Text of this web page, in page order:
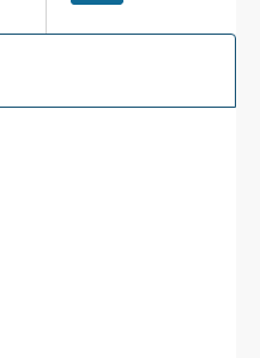
aan
winkelwagentje
Serie 65+